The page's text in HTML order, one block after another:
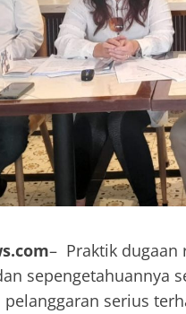
– Praktik dugaan
sepengetahuannya
serius